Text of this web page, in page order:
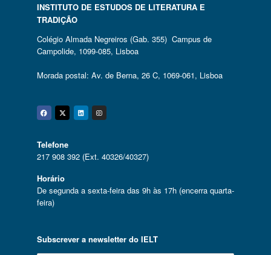
INSTITUTO DE ESTUDOS DE LITERATURA E
TRADIÇÃO
Colégio Almada Negreiros (Gab. 355) Campus de
Campolide, 1099-085, Lisboa
Morada postal: Av. de Berna, 26 C, 1069-061, Lisboa
Facebook
Twitter
Linkedin
Instagram
Telefone
217 908 392 (Ext. 40326/40327)
Horário
De segunda a sexta-feira das 9h às 17h (encerra quarta-
feira)
Subscrever a newsletter do IELT